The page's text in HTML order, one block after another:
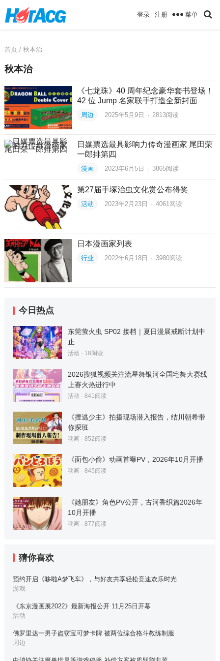
登录 注册 菜单
首页/ 秋本治
秋本治
《七龙珠》40 周年纪念豪华套书登场！
42 位 Jump 名家联手打造全新封面
周边 2025年5月9日 · 2813阅读
日媒票选最具影响力传奇漫画家 尾田荣
一郎排第四
漫画 2023年6月5日 · 3865阅读
第27届手塚治虫文化赏公布得奖
活动 2023年2月23日 · 4061阅读
日本漫画家列表
行业 2022年6月18日 · 3980阅读
今日热点
东莞萤火虫 SP02 接档｜夏日漫展戒断计划中
止
活动 · 18阅读
2026搜狐视频关注流星舞银河全国宅舞大赛线
上赛火热进行中
活动 · 841阅读
《擅逃少主》拍摄现场潜入报告，结川朝希带
你探班
动画· 852阅读
《面包小偷》动画首曝PV，2026年10月开播
动画· 845阅读
《她朋友》角色PV公开，古河香织篇2026年
10月开播
动画· 877阅读
猜你喜欢
预约开启《哆啦A梦飞车》，与好友共享轻松竞速欢乐时光
游戏
《东京漫画展2022》最新海报公开 11月25日开幕
活动
佛罗里达一男子盗窃宝可梦卡牌 被两位综合格斗教练制服
周边